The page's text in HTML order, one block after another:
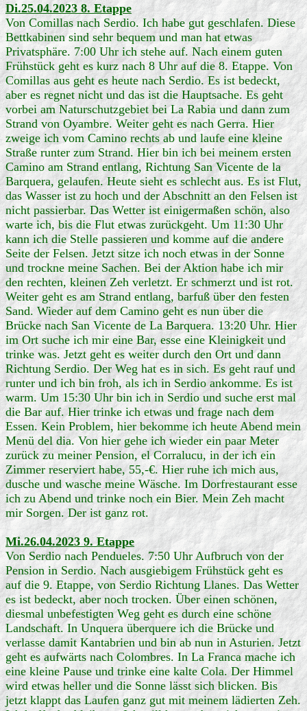
Di.25.04.2023 8. Etappe
Von Comillas nach Serdio. Ich habe gut geschlafen. Diese
Bettkabinen sind sehr bequem und man hat etwas
Privatsphäre. 7:00 Uhr ich stehe auf. Nach einem guten
Frühstück geht es kurz nach 8 Uhr auf die 8. Etappe. Von
Comillas aus geht es heute nach Serdio. Es ist bedeckt,
aber es regnet nicht und das ist die Hauptsache. Es geht
vorbei am Naturschutzgebiet bei La Rabia und dann zum
Strand von Oyambre. Weiter geht es nach Gerra. Hier
zweige ich vom Camino rechts ab und laufe eine kleine
Straße runter zum Strand. Hier bin ich bei meinem ersten
Camino am Strand entlang, Richtung San Vicente de la
Barquera, gelaufen. Heute sieht es schlecht aus. Es ist Flut,
das Wasser ist zu hoch und der Abschnitt an den Felsen ist
nicht passierbar. Das Wetter ist einigermaßen schön, also
warte ich, bis die Flut etwas zurückgeht. Um 11:30 Uhr
kann ich die Stelle passieren und komme auf die andere
Seite der Felsen. Jetzt sitze ich noch etwas in der Sonne
und trockne meine Sachen. Bei der Aktion habe ich mir
den rechten, kleinen Zeh verletzt. Er schmerzt und ist rot.
Weiter geht es am Strand entlang, barfuß über den festen
Sand. Wieder auf dem Camino geht es nun über die
Brücke nach San Vicente de La Barquera. 13:20 Uhr. Hier
im Ort suche ich mir eine Bar, esse eine Kleinigkeit und
trinke was. Jetzt geht es weiter durch den Ort und dann
Richtung Serdio. Der Weg hat es in sich. Es geht rauf und
runter und ich bin froh, als ich in Serdio ankomme. Es ist
warm. Um 15:30 Uhr bin ich in Serdio und suche erst mal
die Bar auf. Hier trinke ich etwas und frage nach dem
Essen. Kein Problem, hier bekomme ich heute Abend mein
Menü del dia. Von hier gehe ich wieder ein paar Meter
zurück zu meiner Pension, el Corralucu, in der ich ein
Zimmer reserviert habe, 55,-€. Hier ruhe ich mich aus,
dusche und wasche meine Wäsche. Im Dorfrestaurant esse
ich zu Abend und trinke noch ein Bier. Mein Zeh macht
mir Sorgen. Der ist ganz rot.
Mi.26.04.2023 9. Etappe
Von Serdio nach Pendueles. 7:50 Uhr Aufbruch von der
Pension in Serdio. Nach ausgiebigem Frühstück geht es
auf die 9. Etappe, von Serdio Richtung Llanes. Das Wetter
es ist bedeckt, aber noch trocken. Über einen schönen,
diesmal unbefestigten Weg geht es durch eine schöne
Landschaft. In Unquera überquere ich die Brücke und
verlasse damit Kantabrien und bin ab nun in Asturien. Jetzt
geht es aufwärts nach Colombres. In La Franca mache ich
eine kleine Pause und trinke eine kalte Cola. Der Himmel
wird etwas heller und die Sonne lässt sich blicken. Bis
jetzt klappt das Laufen ganz gut mit meinem lädierten Zeh.